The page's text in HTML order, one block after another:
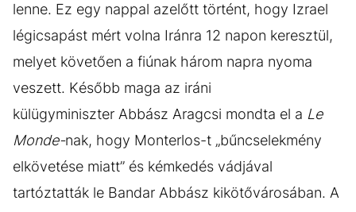
lenne. Ez egy nappal azelőtt történt, hogy Izrael
légicsapást mért volna Iránra 12 napon keresztül,
melyet követően a fiúnak három napra nyoma
veszett. Később maga az iráni
külügyminiszter Abbász Aragcsi mondta el a Le
Monde-nak, hogy Monterlos-t „bűncselekmény
elkövetése miatt” és kémkedés vádjával
tartóztatták le Bandar Abbász kikötővárosában. A